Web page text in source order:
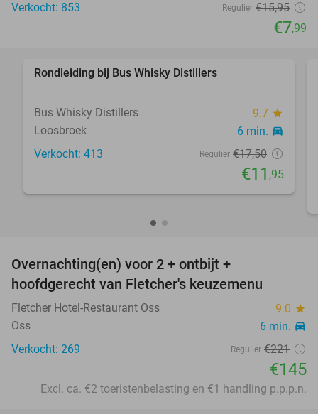
Verkocht: 853 Regulier €15,95
€7,99
favorite_border
Rondleiding bij Bus Whisky Distillers
Bus Whisky Distillers 9.7 star
Loosbroek 6 min. directions_car
Verkocht: 413 Regulier €17,50
€11 ,95
Overnachting(en) voor 2 + ontbijt +
hoofdgerecht van Fletcher's keuzemenu
Fletcher Hotel-Restaurant Oss 9.0 star
Oss 6 min. directions_car
Verkocht: 269 Regulier €221
€145
Excl. ca. €2 toeristenbelasting en €1 handling p.p.p.n.